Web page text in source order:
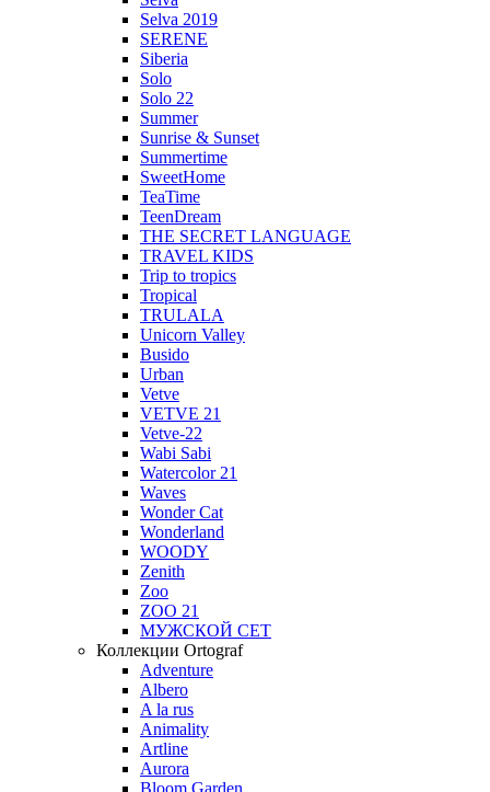
Selva 2019
SERENE
Siberia
Solo
Solo 22
Summer
Sunrise & Sunset
Summertime
SweetHome
TeaTime
TeenDream
THE SECRET LANGUAGE
TRAVEL KIDS
Trip to tropics
Tropical
TRULALA
Unicorn Valley
Busido
Urban
Vetve
VETVE 21
Vetve-22
Wabi Sabi
Watercolor 21
Waves
Wonder Cat
Wonderland
WOODY
Zenith
Zoo
ZOO 21
МУЖСКОЙ СЕТ
Коллекции Ortograf
Adventure
Albero
A la rus
Animality
Artline
Aurora
Bloom Garden